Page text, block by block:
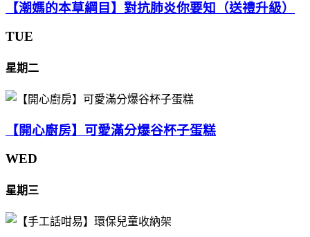
【潮媽的本草綱目】對抗肺炎你要知（送禮升級）
TUE
星期二
【開心廚房】可愛滿分爆谷杯子蛋糕
WED
星期三